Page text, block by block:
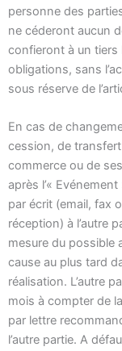
personne des
ne céderont aucun
confieront à un tiers
obligations, sans
sous réserve de
En cas de
cession, de
commerce ou de
après l’«
par écrit (email, fax
réception) à l’autre
mesure du possible
cause au plus tard
réalisation. L’autre
mois à compter de
par lettre
l’autre partie. A